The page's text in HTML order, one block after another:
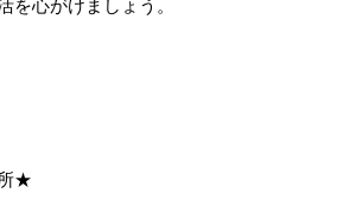
を心がけましょう。
★